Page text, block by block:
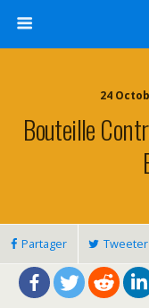
24
Bouteille
Partager Tweeter